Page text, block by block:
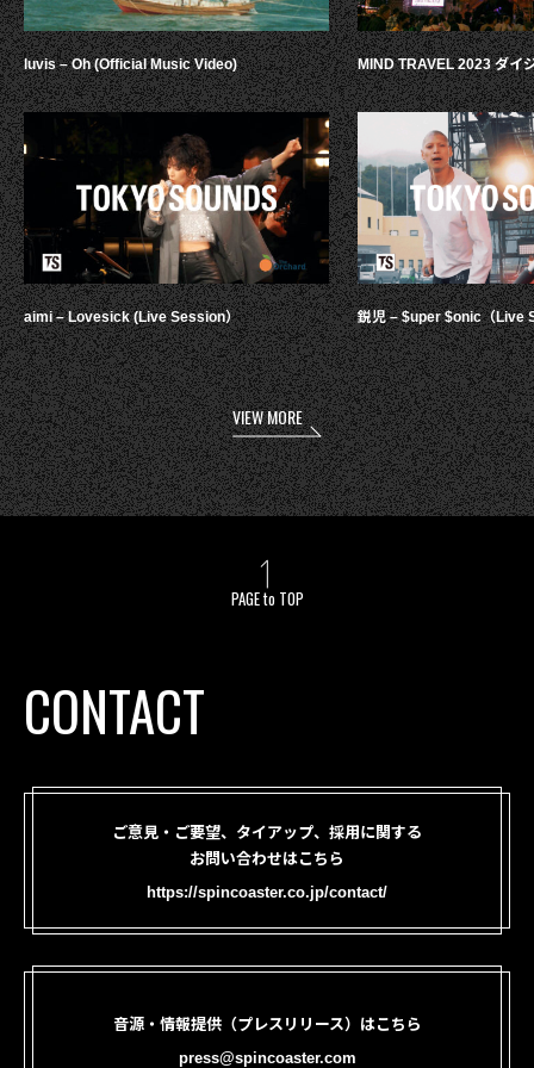
luvis – Oh (Official Music Video)
aimi – Lovesick (Live Session）
MIND TRAVEL 2023 ダイ
鋭児 – $uper $onic（Live
VIEW MORE
PAGE to TOP
CONTACT
ご意見・ご要望、タイアップ、採用に関する
お問い合わせはこちら
https://spincoaster.co.jp/contact/
音源・情報提供（プレスリリース）はこちら
press@spincoaster.com